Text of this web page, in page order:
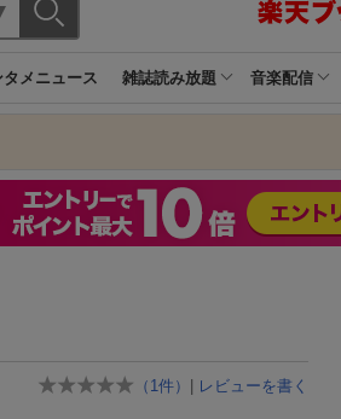
タメニュース 雑誌読み放題 音楽配信
（ 1件） | レビューを書く